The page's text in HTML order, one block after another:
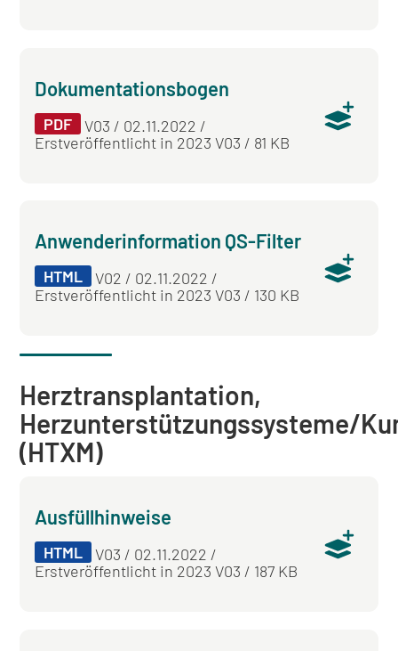
Dokumentationsbogen
PDF
V03 / 02.11.2022 /
Erstveröffentlicht in 2023 V03 / 81 KB
Anwenderinformation QS-Filter
HTML
V02 / 02.11.2022 /
Erstveröffentlicht in 2023 V03 / 130 KB
Herztransplantation,
Herzunterstützungssysteme/
(HTXM)
Ausfüllhinweise
HTML
V03 / 02.11.2022 /
Erstveröffentlicht in 2023 V03 / 187 KB